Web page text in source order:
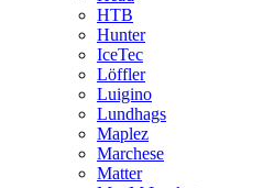
HTB
Hunter
IceTec
Löffler
Luigino
Lundhags
Maplez
Marchese
Matter